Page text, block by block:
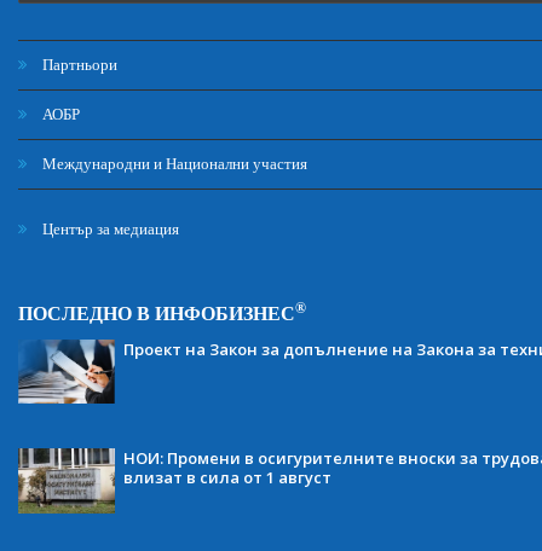
Партньори
АОБР
Международни и Национални участия
Център за медиация
ПОСЛЕДНО В ИНФОБИЗНЕС®
Проект на Закон за допълнение на Закона за
НОИ: Промени в осигурителните вноски за
влизат в сила от 1 август